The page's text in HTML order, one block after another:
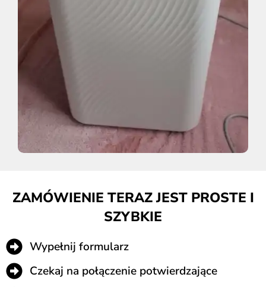
ZAMÓWIENIE TERAZ JEST PROSTE I
SZYBKIE
Wypełnij formularz
Czekaj na połączenie potwierdzające